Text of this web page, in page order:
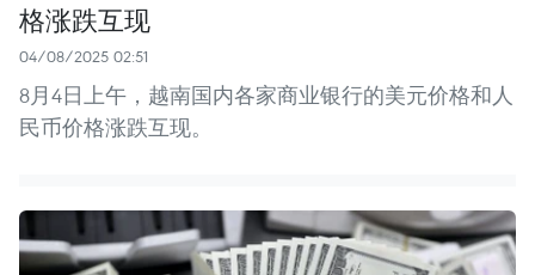
格涨跌互现
04/08/2025 02:51
8月4日上午，越南国内各家商业银行的美元价格和人
民币价格涨跌互现。